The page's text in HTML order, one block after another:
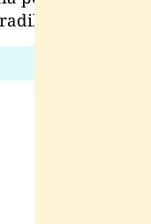
co ji
Euforie.